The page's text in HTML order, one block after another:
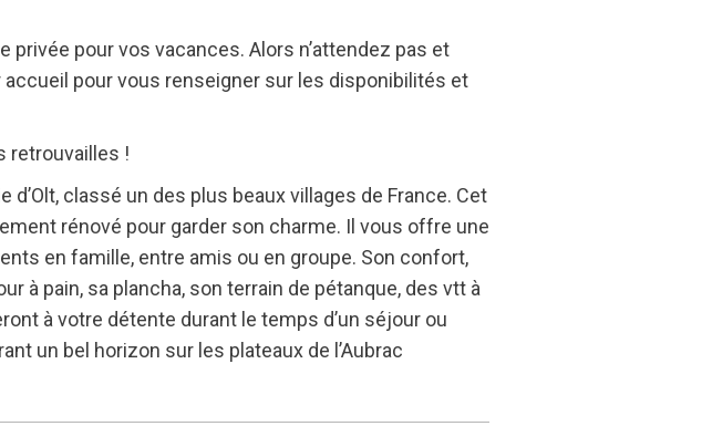
pour vos vacances. Alors n’attendez pas et
pour vous renseigner sur les disponibilités et
retrouvailles !
classé un des plus beaux villages de France. Cet
rénové pour garder son charme. Il vous offre une
en famille, entre amis ou en groupe. Son confort,
à pain, sa plancha, son terrain de pétanque, des vtt à
à votre détente durant le temps d’un séjour ou
un bel horizon sur les plateaux de l’Aubrac